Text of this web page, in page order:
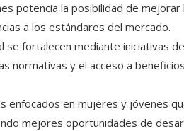
potencia la posibilidad de mejorar
a los estándares del mercado.
fortalecen mediante iniciativas
normativas y el acceso a
enfocados en mujeres y jóvenes
mejores oportunidades de